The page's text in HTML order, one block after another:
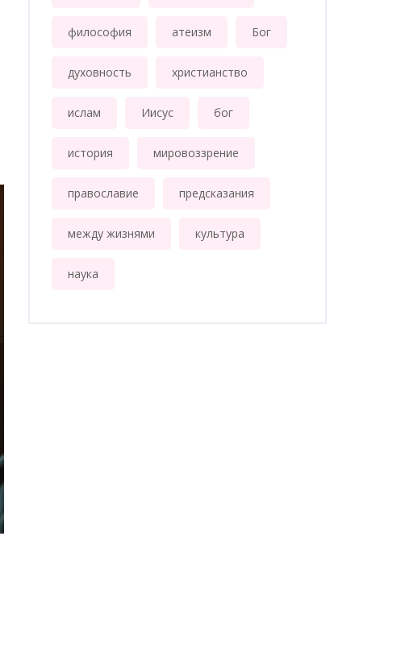
философия атеизм Бог
духовность христианство
ислам Иисус бог
история мировоззрение
православие предсказания
между жизнями культура
наука